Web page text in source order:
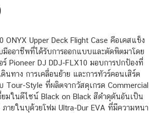
ONYX Upper Deck Flight Case คือเคสแข็ง
ออาชีพที่ได้รับการออกแบบและตัดพิตมาโดย
ร์ Pioneer DJ DDJ-FLX10 มอบการปกป้องที่
นทาง การเคลื่อนย้าย และการทัวร์คอนเสิร์ต
Tour-Style ที่ผลิตจากวัสดุเกรด Commercial
มในดีไซน์ Black on Black สีดำดุดันอันเป็น
ายในบุด้วยโฟม Ultra-Dur EVA ที่มีความหนา